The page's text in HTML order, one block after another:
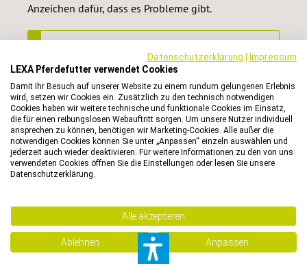
Anzeichen dafür, dass es Probleme gibt.
ab etwa 15 Atemzügen pro
Minute im Ruhezustandvon einer erhöhten
Atemfrequenz.
Husten
Husten kann sporadischauftreten, aber auch
chronischsein. Häufig kommt es zu Reizhusten,
eine Stimulation des Kehlkopfes ebenfalls eine
Hustenreaktion hervor, gibt es sehr wahrscheinlich
Atemwegsprobleme. In Zusammenhang mit Husten
sollte auch immer auf dieAtemgeräusche
Datenschutzerklärung
Impressum
LEXA Pferdefutter verwendet Cookies
Damit Ihr Besuch auf unserer Website zu einem rundum gelungenen Erlebnis
wird, setzen wir Cookies ein. Zusätzlich zu den technisch notwendigen
Cookies haben wir weitere technische und funktionale Cookies im Einsatz,
die für einen reibungslosen Webauftritt sorgen. Um unsere Nutzer individuell
ansprechen zu können, benötigen wir Marketing-Cookies. Alle außer die
notwendigen Cookies können Sie unter „Anpassen“ einzeln auswählen und
jederzeit auch wieder deaktivieren. Für weitere Informationen zu den von uns
verwendeten Cookies öffnen Sie die Einstellungen oder lesen Sie unsere
Datenschutzerklärung.
Alle akzeptieren
Ablehnen Anpassen